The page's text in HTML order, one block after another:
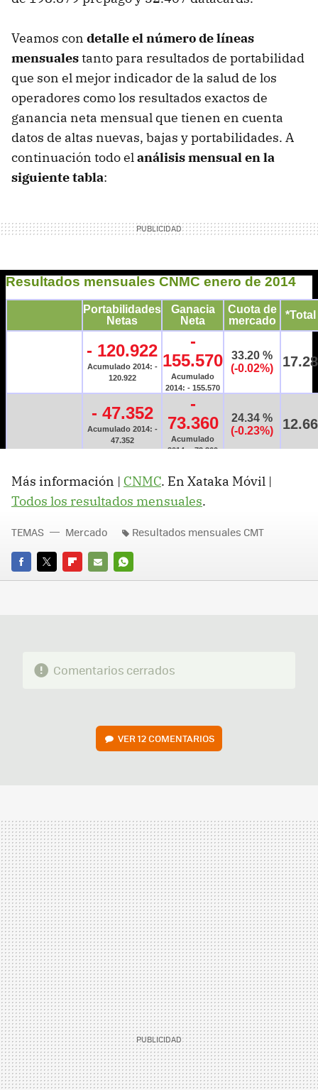
Veamos con detalle el número de líneas
mensualestanto para resultados de portabilidad
que son el mejor indicador de la salud de los
operadores como los resultados exactos de
ganancia neta mensual que tienen en cuenta
datos de altas nuevas, bajas y portabilidades. A
continuación todo elanálisis mensual en la
siguiente tabla:
Más información | CNMC. En Xataka Móvil |
Todos los resultados mensuales.
FACEBOOK
TWITTERFLIPBOARD
E-
WHATSAPP
TEMAS Mercado Resultados mensuales CMT
Comentarios cerrados
VER12 COMENTARIOS